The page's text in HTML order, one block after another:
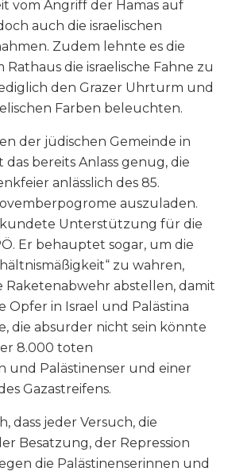
vom Angriff der Hamas auf
auch die israelischen
Zudem lehnte es die
Rathaus die israelische Fahne zu
den Grazer Uhrturm und
Farben beleuchten.
der jüdischen Gemeinde in
das bereits Anlass genug, die
anlässlich des 85.
auszuladen.
Unterstützung für die
Er behauptet sogar, um die
zu wahren,
Raketenabwehr abstellen, damit
Opfer in Israel und Palästina
die absurder nicht sein könnte
8.000 toten
und Palästinenser und einer
Gazastreifens.
dass jeder Versuch, die
Besatzung, der Repression
die Palästinenserinnen und